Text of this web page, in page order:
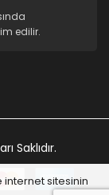
edilir.
Saklıdır.
internet sitesinin